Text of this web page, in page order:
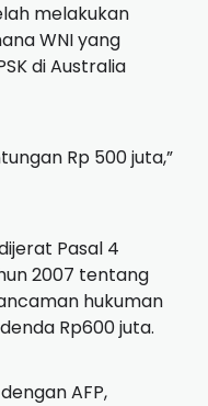
melakukan
WNI yang
di Australia
Rp 500 juta,”
Pasal 4
2007 tentang
hukuman
Rp600 juta.
AFP,